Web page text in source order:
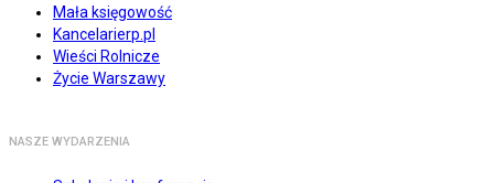
Mała księgowość
Kancelarierp.pl
Wieści Rolnicze
Życie Warszawy
NASZE WYDARZENIA